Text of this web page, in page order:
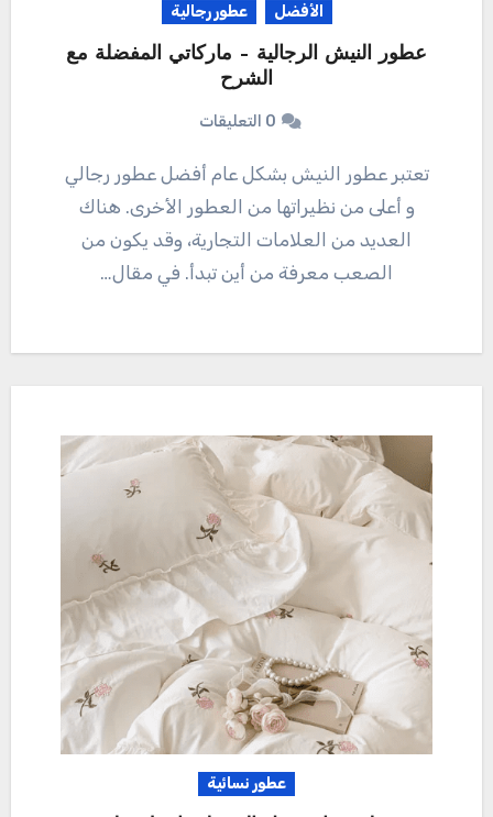
الأفضل عطور رجالية
عطور النيش الرجالية – ماركاتي المفضلة مع
الشرح
0 التعليقات
تعتبر عطور النيش بشكل عام أفضل عطور رجالي
و أعلى من نظيراتها من العطور الأخرى. هناك
العديد من العلامات التجارية، وقد يكون من
الصعب معرفة من أين تبدأ. في مقال…
عطور نسائية